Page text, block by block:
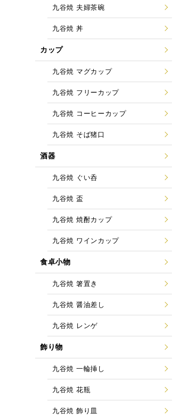
九谷焼 夫婦茶碗
九谷焼 丼
カップ
九谷焼 マグカップ
九谷焼 フリーカップ
九谷焼 コーヒーカップ
九谷焼 そば猪口
酒器
九谷焼 ぐい呑
九谷焼 盃
九谷焼 焼酎カップ
九谷焼 ワインカップ
食卓小物
九谷焼 箸置き
九谷焼 醤油差し
九谷焼 レンゲ
飾り物
九谷焼 一輪挿し
九谷焼 花瓶
九谷焼 飾り皿